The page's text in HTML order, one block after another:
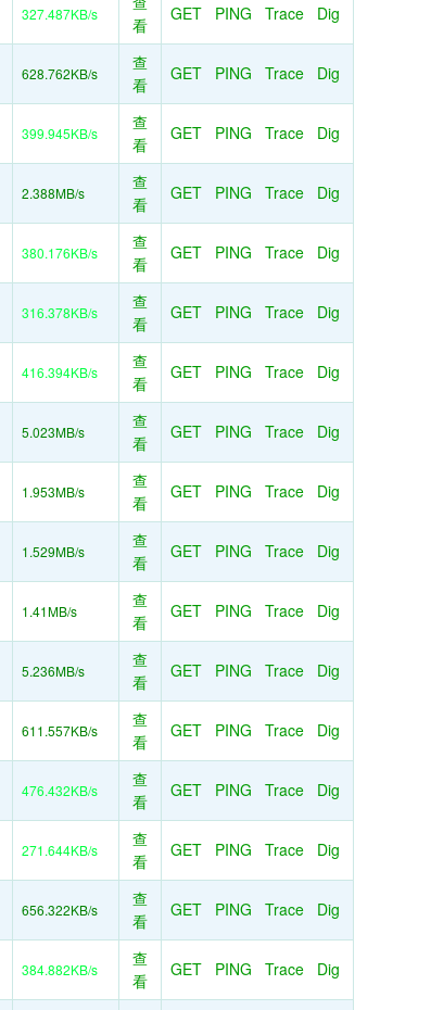
327.487KB/s
看
GET PING Trace Dig
628.762KB/s
查
看
GET PING Trace Dig
399.945KB/s
查
看
GET PING Trace Dig
2.388MB/s
查
看
GET PING Trace Dig
380.176KB/s
查
看
GET PING Trace Dig
316.378KB/s
查
看
GET PING Trace Dig
416.394KB/s
查
看
GET PING Trace Dig
5.023MB/s
查
看
GET PING Trace Dig
1.953MB/s
查
看
GET PING Trace Dig
1.529MB/s
查
看
GET PING Trace Dig
1.41MB/s
查
看
GET PING Trace Dig
5.236MB/s
查
看
GET PING Trace Dig
611.557KB/s
查
看
GET PING Trace Dig
476.432KB/s
查
看
GET PING Trace Dig
271.644KB/s
查
看
GET PING Trace Dig
656.322KB/s
查
看
GET PING Trace Dig
384.882KB/s
查
看
GET PING Trace Dig